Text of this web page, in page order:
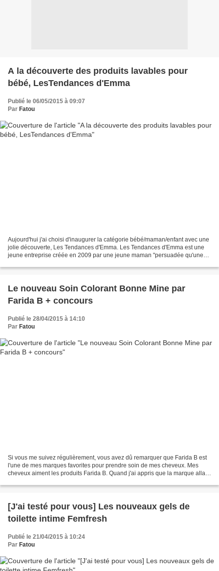
A la découverte des produits lavables pour
bébé, LesTendances d'Emma
Publié le 06/05/2015 à 09:07
Par Fatou
Aujourd'hui j'ai choisi d'inaugurer la catégorie bébé/maman/enfant avec une
jolie découverte, Les Tendances d'Emma. Les Tendances d'Emma est une
jeune entreprise créée en 2009 par une jeune maman "persuadée qu'une
Le nouveau Soin Colorant Bonne Mine par
Farida B + concours
Publié le 28/04/2015 à 14:10
Par Fatou
Si vous me suivez régulièrement, vous avez dû remarquer que Farida B est
l'une de mes marques favorites pour prendre soin de mes cheveux. Mes
cheveux aiment les produits Farida B. Quand j'ai appris que la marque allait
[J'ai testé pour vous] Les nouveaux gels de
toilette intime Femfresh
Publié le 21/04/2015 à 10:24
Par Fatou